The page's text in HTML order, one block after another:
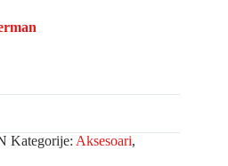
Kategorije: Aksesoari,